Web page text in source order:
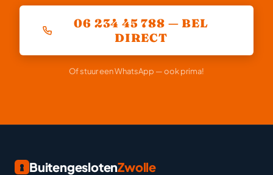
06 234 45 788 — BEL
DIRECT
Of stuur een WhatsApp — ook prima!
BuitengeslotenZwolle